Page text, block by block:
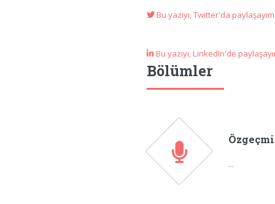
Bu yazıyı, Twitter'da
Bu yazıyı, LinkedIn'de
Bölümler
...